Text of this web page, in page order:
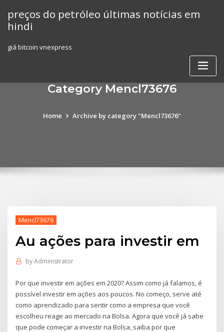
content
preços do petróleo últimas notícias em
hindi
giá bitcoin vnexpress
Category Mencl73676
Home Archive by category "Mencl73676"
Mencl73676
Au ações para investir em
byAdministrator
Por que investir em ações em 2020? Assim como já falamos, é
possível investir em ações aos poucos. No começo, serve até
como aprendizado para sentir como a empresa que você
escolheu reage ao mercado na Bolsa. Agora que você já sabe
que pode começar a investir na Bolsa, saiba por que